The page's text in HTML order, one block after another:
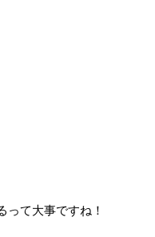
って大事ですね！